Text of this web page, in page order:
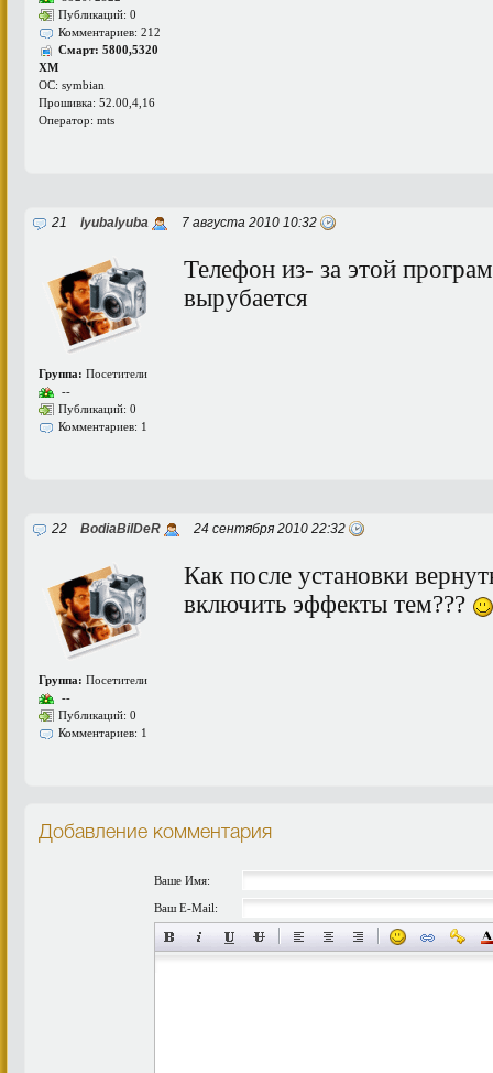
Публикаций: 0
Комментариев: 212
Смарт: 5800,5320
ХМ
ОС: symbian
Прошивка: 52.00,4,16
Оператор: mts
21 lyubalyuba 7 августа 2010 10:32
Группа: Посетители
--
Публикаций: 0
Комментариев: 1
Телефон из- за этой
вырубается
22 BodiaBilDeR 24 сентября 2010 22:32
Группа: Посетители
--
Публикаций: 0
Комментариев: 1
Как после установки
включить эффекты тем???
Добавление комментария
Ваше Имя:
Ваш E-Mail: